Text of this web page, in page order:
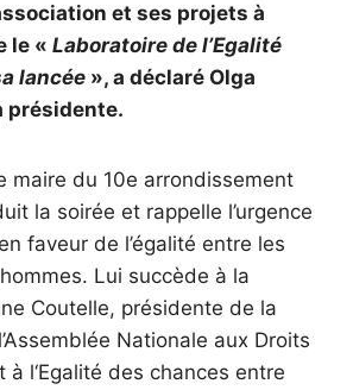
et ses projets à
le « Laboratoire de l’Egalité
lancée », a déclaré Olga
présidente.
maire du 10e arrondissement
la soirée et rappelle l’urgence
faveur de l’égalité entre les
Lui succède à la
Coutelle, présidente de la
Nationale aux Droits
à l‘Egalité des chances entre